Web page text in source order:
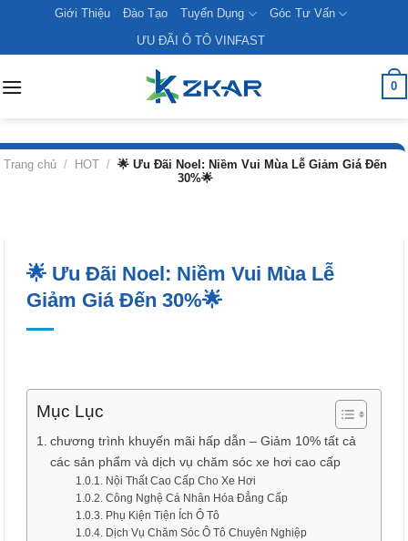
content
Giới Thiệu Đào Tạo Tuyển Dụng
Góc Tư Vấn
ƯU ĐÃI Ô TÔ VINFAST
0
Trang chủ / HOT / 🌟 Ưu Đãi Noel: Niềm Vui Mùa Lễ Giảm Giá Đến
30%🌟
🌟 Ưu Đãi Noel: Niềm Vui Mùa Lễ
Giảm Giá Đến 30%🌟
Mục Lục
chương trình khuyến mãi hấp dẫn – Giảm 10% tất cả
các sản phẩm và dịch vụ chăm sóc xe hơi cao cấp
Nội Thất Cao Cấp Cho Xe Hơi
Công Nghệ Cá Nhân Hóa Đẳng Cấp
Phụ Kiện Tiện Ích Ô Tô
Dịch Vụ Chăm Sóc Ô Tô Chuyên Nghiệp